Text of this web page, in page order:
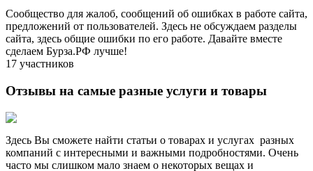
Сообщество для жалоб, сообщений об ошибках в работе сайта,
предложений от пользователей. Здесь не обсуждаем разделы
сайта, здесь общие ошибки по его работе. Давайте вместе
сделаем Бурза.РФ лучше!
17 участников
Отзывы на самые разные услуги и товары
Здесь Вы сможете найти статьи о товарах и услугах разных
компаний с интересными и важными подробностями. Очень
часто мы слишком мало знаем о некоторых вещах и